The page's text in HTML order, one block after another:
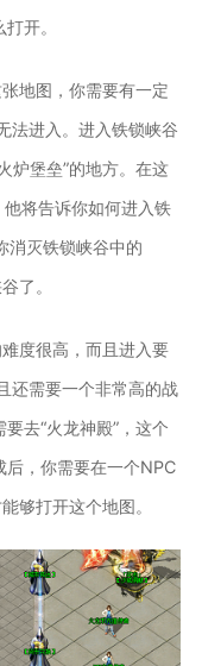
开。
地图，你需要有一定
法进入。进入铁锁峡谷
炉堡垒”的地方。在这
他将告诉你如何进入铁
消灭铁锁峡谷中的
了。
度很高，而且进入要
还需要一个非常高的战
去“火龙神殿”，这个
后，你需要在一个NPC
够打开这个地图。